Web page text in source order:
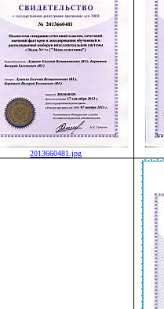
2013660481.jpg